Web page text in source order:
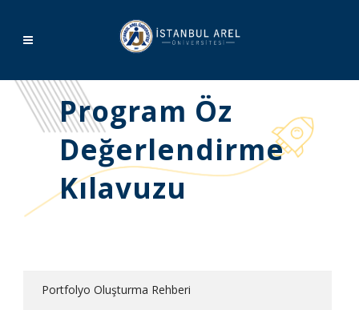
Program Öz
Değerlendirme
Kılavuzu
Portfolyo Oluşturma Rehberi